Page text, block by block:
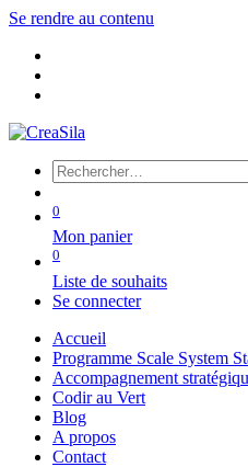
Se rendre au contenu
0
Mon panier
0
Liste de souhaits
Se connecter
Accueil
Programme Scale System
Accompagnement
Codir au Vert
Blog
A propos
Contact